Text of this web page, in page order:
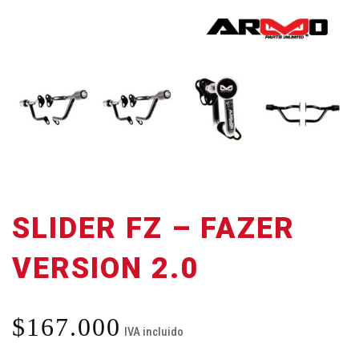
SLIDER FZ – FAZER
VERSION 2.0
$167.000 IVA incluido